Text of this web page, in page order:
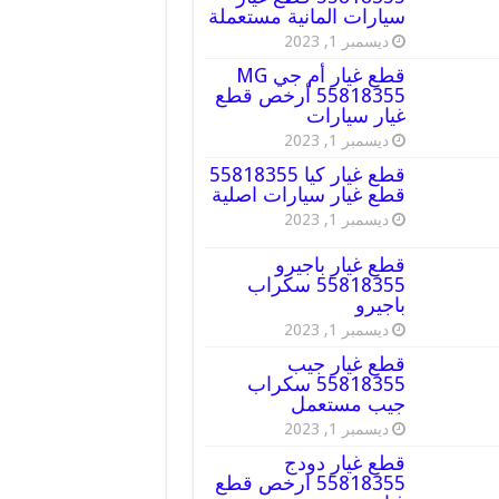
سيارات المانية مستعملة
ديسمبر 1, 2023
قطع غيار أم جي MG
55818355 أرخص قطع
غيار سيارات
ديسمبر 1, 2023
قطع غيار كيا 55818355
قطع غيار سيارات اصلية
ديسمبر 1, 2023
قطع غيار باجيرو
55818355 سكراب
باجيرو
ديسمبر 1, 2023
قطع غيار جيب
55818355 سكراب
جيب مستعمل
ديسمبر 1, 2023
قطع غيار دودج
55818355 ارخص قطع